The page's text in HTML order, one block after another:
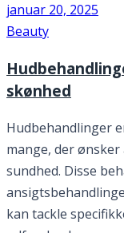
januar 20, 2025
Beauty
skønhed
Hudbehandlinger
mange, der
sundhed. Disse
kan tackle